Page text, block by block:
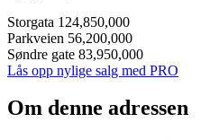
Storgata 124,850,000
Parkveien 56,200,000
Søndre gate 83,950,000
Lås opp nylige salg med PRO
Om denne adressen